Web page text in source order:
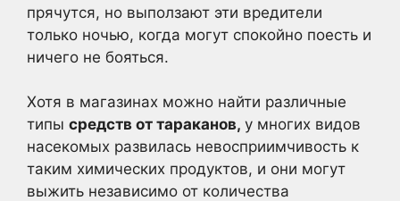
прячутся, но выползают эти вредители
только ночью, когда могут спокойно поесть и
ничего не бояться.
Хотя в магазинах можно найти различные
типы средств от тараканов, у многих видов
насекомых развилась невосприимчивость к
таким химических продуктов, и они могут
выжить независимо от количества